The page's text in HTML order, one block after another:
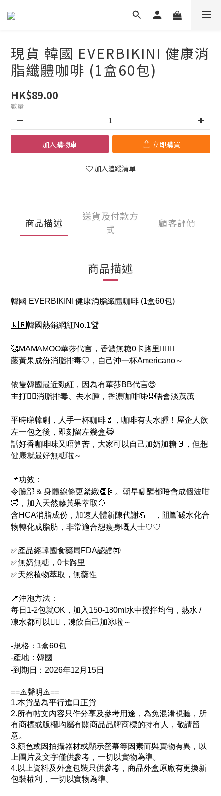
現貨 韓國 EVERBIKINI 健康消
脂纖體咖啡 (1盒60包)
HK$89.00
數量
加入購物車 立即購買
加入追蹤清單
商品描述
送貨及付款方
式
顧客評價
商品描述
韓國 EVERBIKINI 健康消脂纖體咖啡 (1盒60包)
🇰🇷韓國熱銷網紅No.1🏆
🥰MAMAMOO華莎代言，香濃無糖0卡路里🏋🏻‍♀️
藤黃果成份消脂排毒♡，自己沖一杯Americano～
依隻韓國最近勁紅，因為有華莎BB代言😍
主打👉🏻消脂排毒、去水腫，香濃咖啡味🤤唔會淡茂茂
平時睇韓劇，人手一杯咖啡🥤，咖啡有去水腫！屋企人飲
左一包之後，即刻留左幾盒😹
話好香咖啡味又唔算苦，大家可以自己加奶加糖🥛，但想
健康就最好無糖啦～
📌功效：
令臉部 & 身體線條更緊緻👏🏻。朝早瞓醒都唔會成個波咁
🤣，加入天然藤黃果萃取🍋
含HCA消脂成份，加速人體新陳代謝💪🏻，阻斷碳水化合
物轉化成脂肪，非常適合想瘦身嘅人士♡♡
✅產品經韓國食藥局FDA認證🉑
✅無奶無糖，0卡路里
✅天然植物萃取，無藥性
📍沖泡方法：
每日1-2包就OK，加入150-180ml水中攪拌均勻，熱水 /
凍水都可以👌🏻，凍飲自己加冰啦～
-規格：1盒60包
-產地：韓國
-到期日
：2026年12月15日
==⚠️聲明⚠️==
1.本貨品為平行進口正貨
2.所有帖文內容只作分享及參考用途，為免混淆視聽，所
有商標或版權均屬有關商品品牌商標的持有人，敬請留
意。
3.顏色或因拍攝器材或顯示螢幕等因素而與實物有異，以
上圖片及文字僅供參考，一切以實物為準。
4.以上資料及外盒包裝只供參考，商品外盒原廠有更換新
包裝權利，一切以實物為準。